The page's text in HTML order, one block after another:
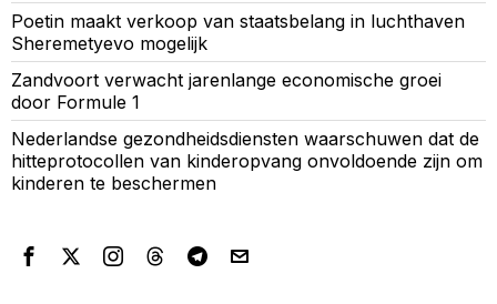
Poetin maakt verkoop van staatsbelang in luchthaven
Sheremetyevo mogelijk
Zandvoort verwacht jarenlange economische groei
door Formule 1
Nederlandse gezondheidsdiensten waarschuwen dat de
hitteprotocollen van kinderopvang onvoldoende zijn om
kinderen te beschermen